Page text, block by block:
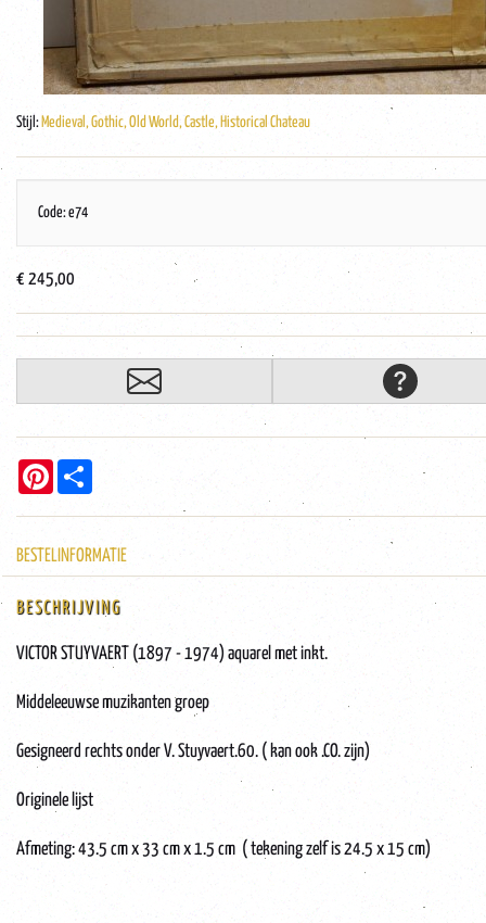
Stijl: Medieval, Gothic, Old World, Castle, Historical Chateau
Code: e74
€ 245,00
Pinterest
BESTELINFORMATIE
BESCHRIJVING
VICTOR STUYVAERT (1897 - 1974) aquarel met inkt.
Middeleeuwse muzikanten groep
Gesigneerd rechts onder V. Stuyvaert.60. ( kan ook .CO. zijn)
Originele lijst
Afmeting: 43.5 cm x 33 cm x 1.5 cm ( tekening zelf is 24.5 x 15 cm)